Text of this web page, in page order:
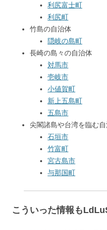
利尻富士町
利尻町
竹島の自治体
隠岐の島町
長崎の島々の自治体
対馬市
壱岐市
小値賀町
新上五島町
五島市
尖閣諸島や台湾を臨む
石垣市
竹富町
宮古島市
与那国町
こういった情報も